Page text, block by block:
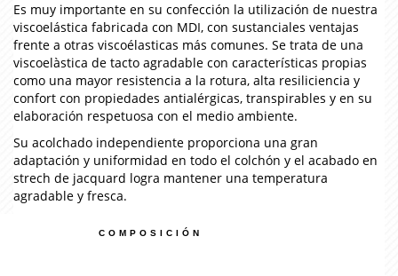
Es muy importante en su confección la utilización de nuestra
viscoelástica fabricada con MDI, con sustanciales ventajas
frente a otras viscoélasticas más comunes. Se trata de una
viscoelàstica de tacto agradable con características propias
como una mayor resistencia a la rotura, alta resiliciencia y
confort con propiedades antialérgicas, transpirables y en su
elaboración respetuosa con el medio ambiente.
Su acolchado independiente proporciona una gran
adaptación y uniformidad en todo el colchón y el acabado en
strech de jacquard logra mantener una temperatura
agradable y fresca.
COMPOSICIÓN